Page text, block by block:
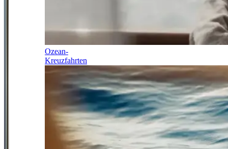
Ozean-
Kreuzfahrten